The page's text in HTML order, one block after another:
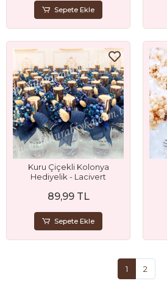
Sepete Ekle
Kuru Çiçekli Kolonya
Hediyelik - Lacivert
89,99 TL
Sepete Ekle
1 2